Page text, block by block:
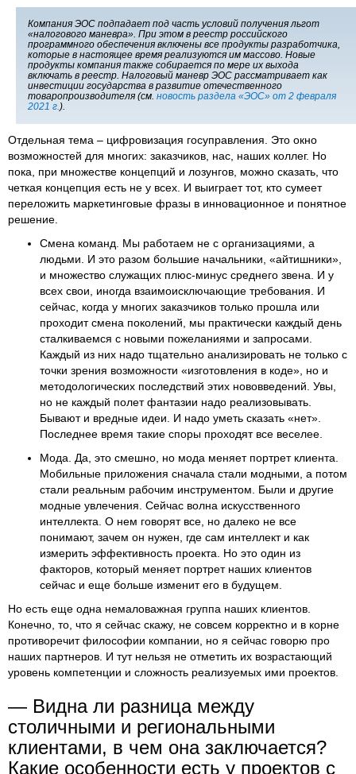
Компания ЭОС подпадает под часть условий получения льгот
«налогового маневра». При этом в реестр российского
программного обеспечения включены все продукты разработчика,
которые в настоящее время реализуются им массово. Новые
продукты компания также собирается по мере их выхода
включать в реестр. Налоговый маневр ЭОС рассматривает как
инвестиции государства в развитие отечественного
товаропроизводителя (см. новость раздела «ЭОС» от 2 февраля
2021 г. ).
Отдельная тема – цифровизация госуправления. Это окно
возможностей для многих: заказчиков, нас, наших коллег. Но
пока, при множестве концепций и лозунгов, можно сказать, что
четкая концепция есть не у всех. И выиграет тот, кто сумеет
переложить маркетинговые фразы в инновационное и понятное
решение.
Смена команд. Мы работаем не с организациями, а
людьми. И это разом большие начальники, «айтишники»,
и множество служащих плюс-минус среднего звена. И у
всех свои, иногда взаимоисключающие требования. И
сейчас, когда у многих заказчиков только прошла или
проходит смена поколений, мы практически каждый день
сталкиваемся с новыми пожеланиями и запросами.
Каждый из них надо тщательно анализировать не только с
точки зрения возможности «изготовления в коде», но и
методологических последствий этих нововведений. Увы,
но не каждый полет фантазии надо реализовывать.
Бывают и вредные идеи. И надо уметь сказать «нет».
Последнее время такие споры проходят все веселее.
Мода. Да, это смешно, но мода меняет портрет клиента.
Мобильные приложения сначала стали модными, а потом
стали реальным рабочим инструментом. Были и другие
модные увлечения. Сейчас волна искусственного
интеллекта. О нем говорят все, но далеко не все
понимают, зачем он нужен, где сам интеллект и как
измерить эффективность проекта. Но это один из
факторов, который меняет портрет наших клиентов
сейчас и еще больше изменит его в будущем.
Но есть еще одна немаловажная группа наших клиентов.
Конечно, то, что я сейчас скажу, не совсем корректно и в корне
противоречит философии компании, но я сейчас говорю про
наших партнеров. И тут нельзя не отметить их возрастающий
уровень компетенции и сложность реализуемых ими проектов.
— Видна ли разница между
столичными и региональными
клиентами, в чем она заключается?
Какие особенности есть у проектов с